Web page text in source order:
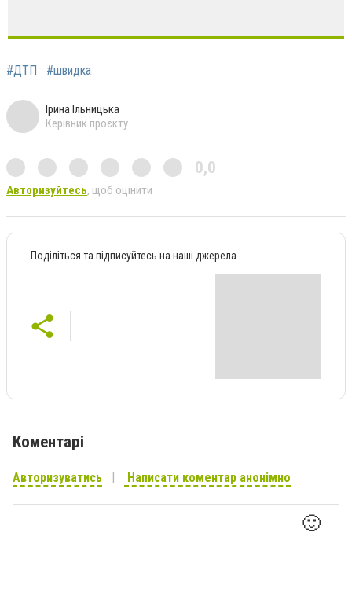
#ДТП #швидка
Ірина Ільницька
Керівник проєкту
0,0
Авторизуйтесь, щоб оцінити
Поділіться та підписуйтесь на наші джерела
Коментарі
Авторизуватись Написати коментар анонімно
🙂